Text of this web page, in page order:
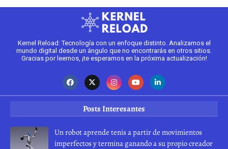
Kernel Reload: Tecnología con un enfoque distinto. Analizamos el
mundo digital desde un ángulo que no encontrarás en otros sitios.
Gracias por leernos, ¡te esperamos en la próxima actualización!
Posts Interesantes
Un robot aprende tenis a partir de movimientos
imperfectos y termina ganando a su propio creador